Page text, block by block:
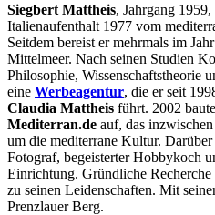
Siegbert Mattheis, Jahrgang 1959,
Italienaufenthalt 1977 vom
Seitdem bereist er mehrmals im
Mittelmeer. Nach seinen Studien
Philosophie, Wissenschaftstheorie
eine Werbeagentur, die er seit
Claudia Mattheis führt. 2002
Mediterran.de auf, das
um die mediterrane Kultur.
Fotograf, begeisterter Hobbykoch
Einrichtung. Gründliche
zu seinen Leidenschaften. Mit
Prenzlauer Berg.